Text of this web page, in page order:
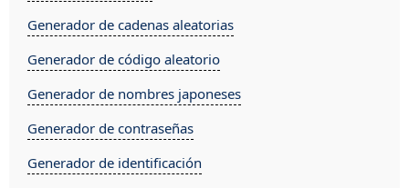
Generador de cadenas aleatorias
Generador de código aleatorio
Generador de nombres japoneses
Generador de contraseñas
Generador de identificación